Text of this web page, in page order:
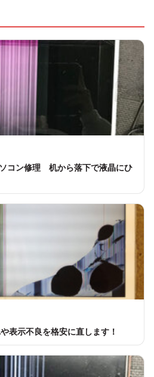
コン修理 机から落下で液晶にひ
表示不良を格安に直します！